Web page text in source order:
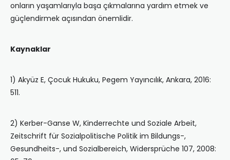
onların yaşamlarıyla başa çıkmalarına yardım etmek ve
güçlendirmek açısından önemlidir.
Kaynaklar
1) Akyüz E, Çocuk Hukuku, Pegem Yayıncılık, Ankara, 2016:
511.
2) Kerber-Ganse W, Kinderrechte und Soziale Arbeit,
Zeitschrift für Sozialpolitische Politik im Bildungs-,
Gesundheits-, und Sozialbereich, Widersprüche 107, 2008: